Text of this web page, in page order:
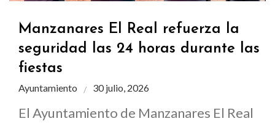
Manzanares El Real refuerza la
seguridad las 24 horas durante las
fiestas
Ayuntamiento 30 julio, 2026
El Ayuntamiento de Manzanares El Real